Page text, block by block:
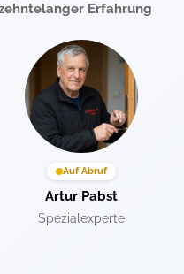
Erfahrung
Auf Abruf
Artur Pabst
Spezialexperte